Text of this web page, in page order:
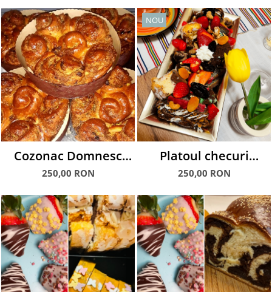
glasate
Cozonac Domnesc
Trandafir
250,00 RON
NOU
Platoul checuri
variate, fructe, alune
250,00 RON